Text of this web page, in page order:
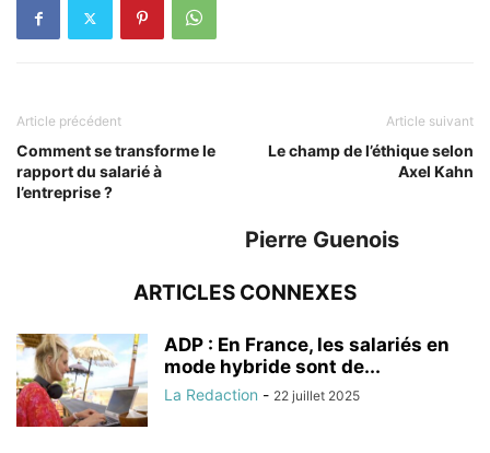
Article précédent
Comment se transforme le
rapport du salarié à
l’entreprise ?
Article suivant
Le champ de l’éthique selon
Axel Kahn
Pierre Guenois
ARTICLES CONNEXES
ADP : En France, les salariés en
mode hybride sont de...
La Redaction - 22 juillet 2025